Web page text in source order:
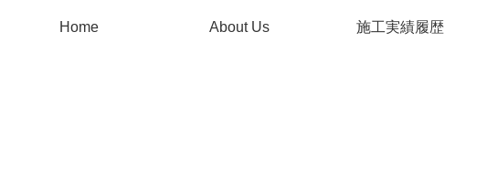
Home About Us 施工実績履歴